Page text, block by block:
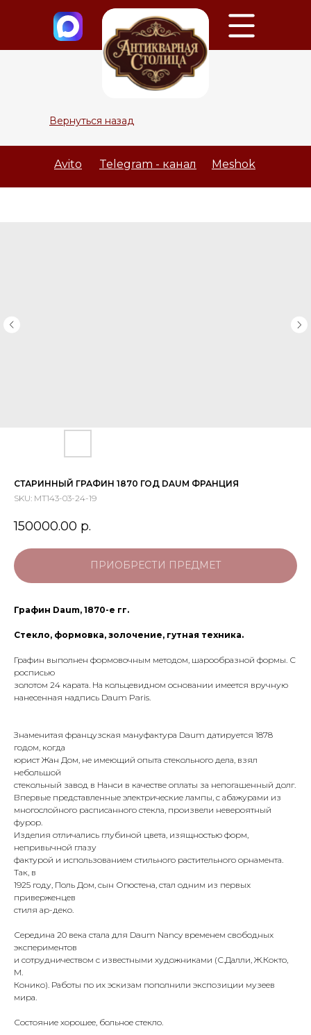
Вернуться назад
Meshok
Avito Telegram - канал
СТАРИННЫЙ ГРАФИН 1870 ГОД DAUM ФРАНЦИЯ
SKU: МТ143-03-24-19
150000.00 р.
ПРИОБРЕСТИ ПРЕДМЕТ
Графин Daum, 1870-е гг.
Стекло, формовка, золочение, гутная техника.
Графин выполнен формовочным методом, шарообразной формы. С
росписью
золотом 24 карата. На кольцевидном основании имеется вручную
нанесенная надпись Daum Paris.
Знаменитая французская мануфактура Daum датируется 1878
годом, когда
юрист Жан Дом, не имеющий опыта стекольного дела, взял
небольшой
стекольный завод в Нанси в качестве оплаты за непогашенный долг.
Впервые представленные электрические лампы, с абажурами из
многослойного расписанного стекла, произвели невероятный
фурор.
Изделия отличались глубиной цвета, изящностью форм,
непривычной глазу
фактурой и использованием стильного растительного орнамента.
Так, в
1925 году, Поль Дом, сын Огюстена, стал одним из первых
приверженцев
стиля ар-деко.
Середина 20 века стала для Daum Nancy временем свободных
экспериментов
и сотрудничеством с известными художниками (С.Далли, Ж.Кокто,
М.
Конико). Работы по их эскизам пополнили экспозиции музеев
мира.
Состояние хорошее, больное стекло.